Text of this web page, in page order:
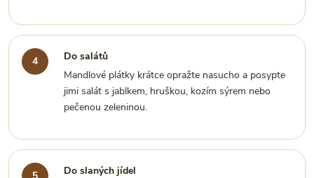
Do salátů
Mandlové plátky krátce opražte nasucho a posypte
jimi salát s jablkem, hruškou, kozím sýrem nebo
pečenou zeleninou.
Do slaných jídel